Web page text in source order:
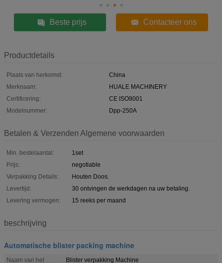
Beste prijs Contacteer ons
Productdetails
Plaats van herkomst:
China
Merknaam:
HUALE MACHINERY
Certificering:
CE ISO9001
Modelnummer:
Dpp-250A
Betalen & Verzenden Algemene voorwaarden
Min. bestelaantal:
1set
Prijs:
negotiable
Verpakking Details:
Houten Doos.
Levertijd:
30 ontvingen de werkdagen na uw betaling.
Levering vermogen:
15 reeks per maand
beschrijving
Automatische blister packing machine
Naam van het
Blister verpakking Machine